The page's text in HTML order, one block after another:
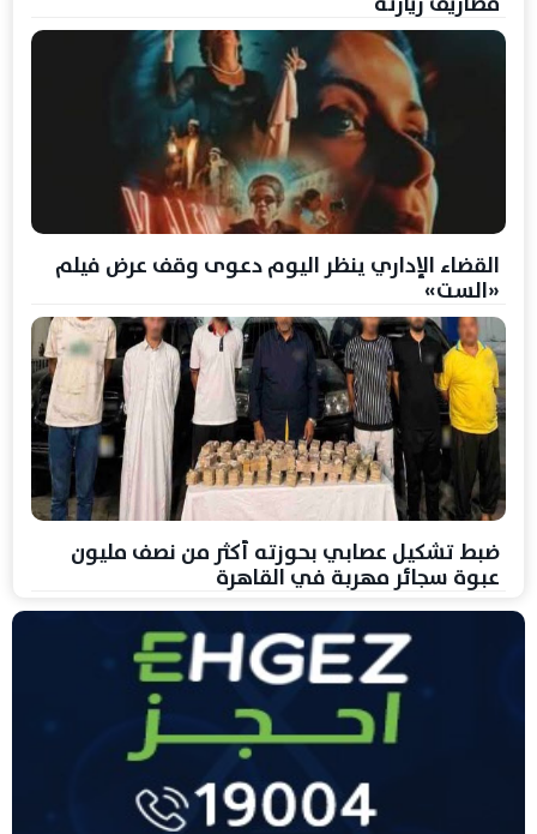
القضاء الإداري ينظر اليوم دعوى وقف عرض فيلم
«الست»
ضبط تشكيل عصابي بحوزته أكثر من نصف مليون
عبوة سجائر مهربة في القاهرة